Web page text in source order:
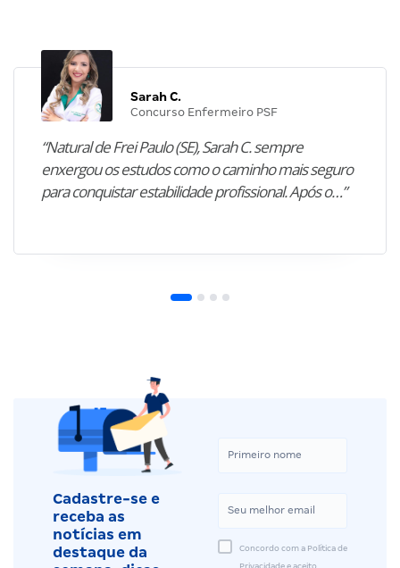
Sarah C.
Concurso Enfermeiro PSF
“Natural de Frei Paulo (SE), Sarah C. sempre
enxergou os estudos como o caminho mais seguro
para conquistar estabilidade profissional. Após o…”
Cadastre-se e
receba as
notícias em
destaque da
Concordo com a Política de
Privacidade e aceito